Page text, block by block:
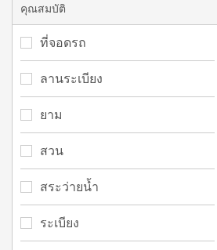
คุณสมบัติ
ที่จอดรถ
ลานระเบียง
ยาม
สวน
สระว่ายน้ำ
ระเบียง